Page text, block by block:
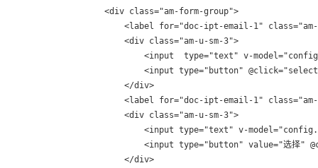
                <div class="am-form-group">
<label for="doc-ipt-email-1"
                    <div class="am-u-sm-3">
<input  type="text" v-
<input type="button"
                    </div>
<label for="doc-ipt-email-1"
                    <div class="am-u-sm-3">
<input type="text" v-
<input type="button" value="选择"
                    </div>